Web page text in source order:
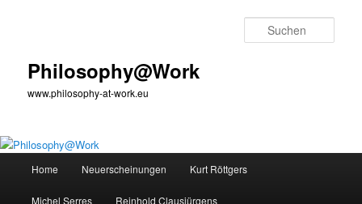
Philosophy@Work
www.philosophy-at-work.eu
Home Neuerscheinungen Kurt Röttgers
Michel Serres Reinhold Clausjürgens